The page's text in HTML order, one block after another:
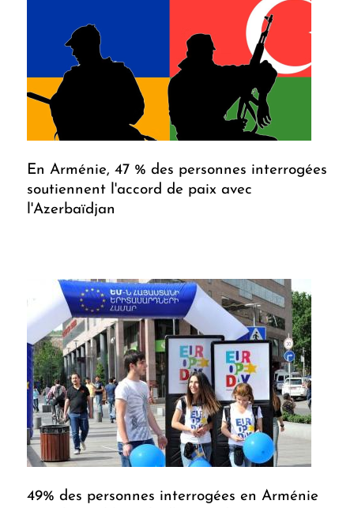
En Arménie, 47 % des personnes interrogées
soutiennent l'accord de paix avec
l'Azerbaïdjan
49% des personnes interrogées en Arménie